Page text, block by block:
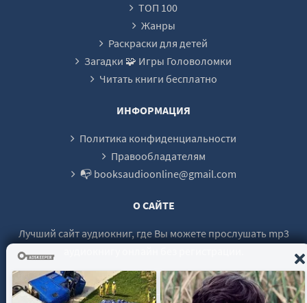
ТОП 100
Жанры
Раскраски для детей
Загадки 🧩 Игры Головоломки
Читать книги бесплатно
ИНФОРМАЦИЯ
Политика конфиденциальности
Правообладателям
📭 booksaudioonline@gmail.com
О САЙТЕ
Лучший сайт аудиокниг, где Вы можете прослушать mp3